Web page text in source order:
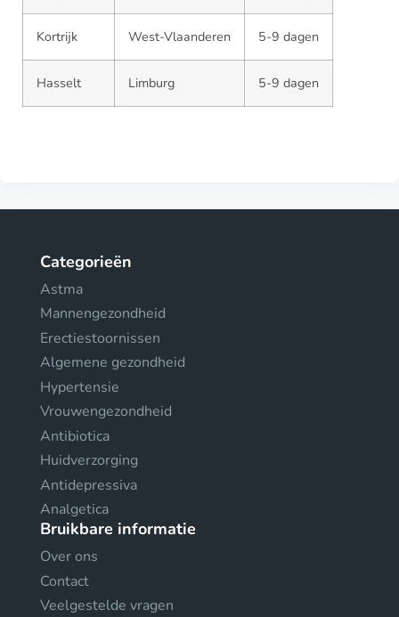
Kortrijk West-Vlaanderen 5-9 dagen
Hasselt Limburg 5-9 dagen
Categorieën
Astma
Mannengezondheid
Erectiestoornissen
Algemene gezondheid
Hypertensie
Vrouwengezondheid
Antibiotica
Huidverzorging
Antidepressiva
Analgetica
Bruikbare informatie
Over ons
Contact
Veelgestelde vragen